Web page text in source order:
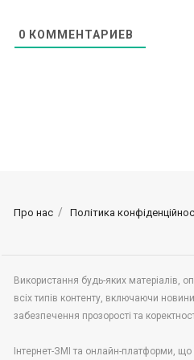
0 КОММЕНТАРИЕВ
Про нас Політика
Використання будь-яких матеріалів,
всіх типів контенту, включаючи
забезпечення прозорості та
Інтернет-ЗМІ та онлайн-платформи, що